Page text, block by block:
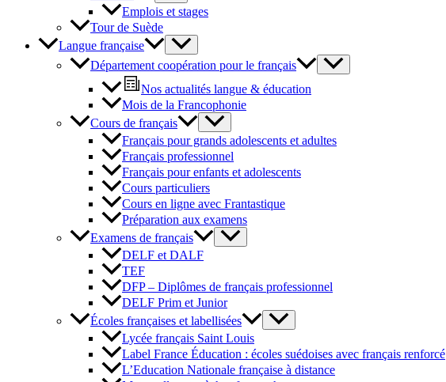
Emplois et stages
Tour de Suède
Langue française
Département coopération pour le français
Nos actualités langue & éducation
Mois de la Francophonie
Cours de français
Français pour grands adolescents et adultes
Français professionnel
Français pour enfants et adolescents
Cours particuliers
Cours en ligne avec Frantastique
Préparation aux examens
Examens de français
DELF et DALF
TEF
DFP – Diplômes de français professionnel
DELF Prim et Junior
Écoles françaises et labellisées
Lycée français Saint Louis
Label France Éducation : écoles suédoises avec français renforcé
L’Education Nationale française à distance